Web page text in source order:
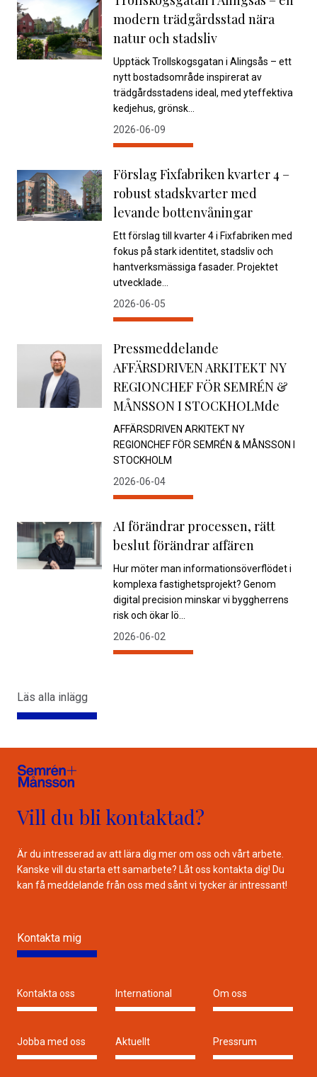
modern trädgårdsstad nära
natur och stadsliv
Upptäck Trollskogsgatan i Alingsås – ett
nytt bostadsområde inspirerat av
trädgårdsstadens ideal, med yteffektiva
kedjehus, grönsk...
2026-06-09
Förslag Fixfabriken kvarter 4 –
robust stadskvarter med
levande bottenvåningar
Ett förslag till kvarter 4 i Fixfabriken med
fokus på stark identitet, stadsliv och
hantverksmässiga fasader. Projektet
utvecklade...
2026-06-05
Pressmeddelande
AFFÄRSDRIVEN ARKITEKT NY
REGIONCHEF FÖR SEMRÉN &
MÅNSSON I STOCKHOLMde
AFFÄRSDRIVEN ARKITEKT NY
REGIONCHEF FÖR SEMRÉN & MÅNSSON I
STOCKHOLM
2026-06-04
AI förändrar processen, rätt
beslut förändrar affären
Hur möter man informationsöverflödet i
komplexa fastighetsprojekt? Genom
digital precision minskar vi byggherrens
risk och ökar lö...
2026-06-02
Läs alla inlägg
Vill du bli kontaktad?
Är du intresserad av att lära dig mer om oss och vårt arbete.
Kanske vill du starta ett samarbete? Låt oss kontakta dig! Du
kan få meddelande från oss med sånt vi tycker är intressant!
Kontakta mig
Kontakta oss International Om oss
Jobba med oss Aktuellt Pressrum